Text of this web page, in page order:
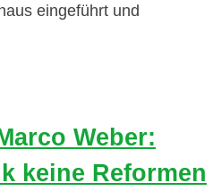
eingeführt und
Weber:
keine Reformen